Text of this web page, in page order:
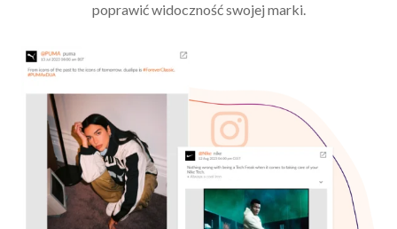
poprawić widoczność swojej marki.